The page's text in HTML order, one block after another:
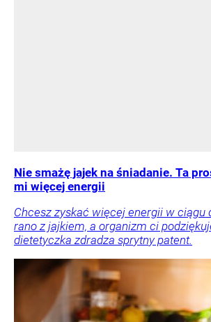
Nie smażę jajek na śniadanie. Ta
mi więcej energii
Chcesz zyskać więcej energii w ciągu
rano z jajkiem, a organizm ci
dietetyczka zdradza sprytny patent.